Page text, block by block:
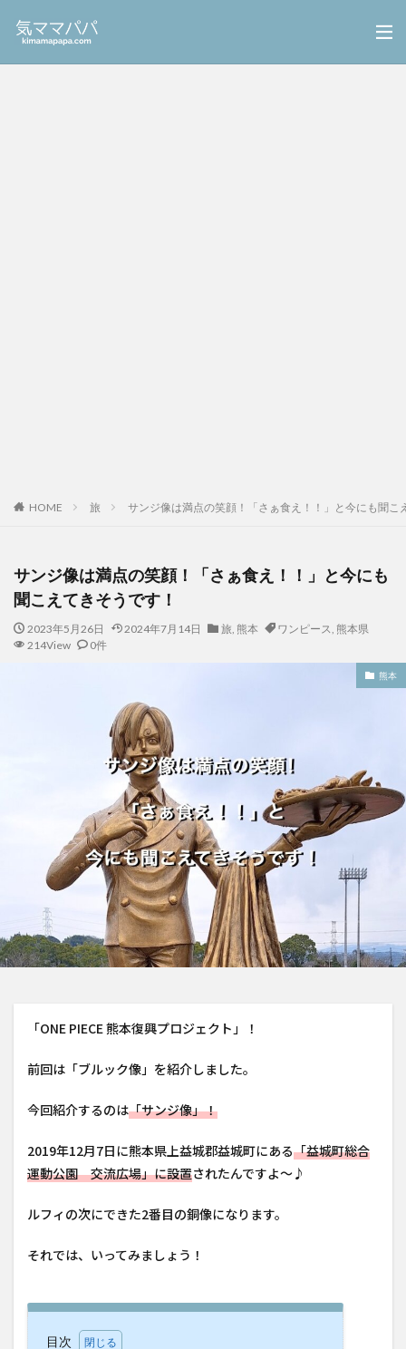
HOME 旅 サンジ像は満点の笑顔！「さぁ食え！！」と今にも聞こ
サンジ像は満点の笑顔！「さぁ食え！！」と今にも
聞こえてきそうです！
2023年5月26日 2024年7月14日 旅, 熊本 ワンピース, 熊本県
214View
0件
熊本
「ONE PIECE 熊本復興プロジェクト」！
前回は「ブルック像」を紹介しました。
今回紹介するのは「サンジ像」！
2019年12月7日に熊本県上益城郡益城町にある「益城町総合
運動公園 交流広場」に設置されたんですよ〜♪
ルフィの次にできた2番目の銅像になります。
それでは、いってみましょう！
目次